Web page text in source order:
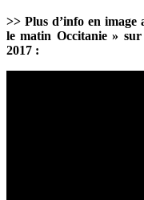
>> Plus d’info en image
le matin Occitanie »
2017 :